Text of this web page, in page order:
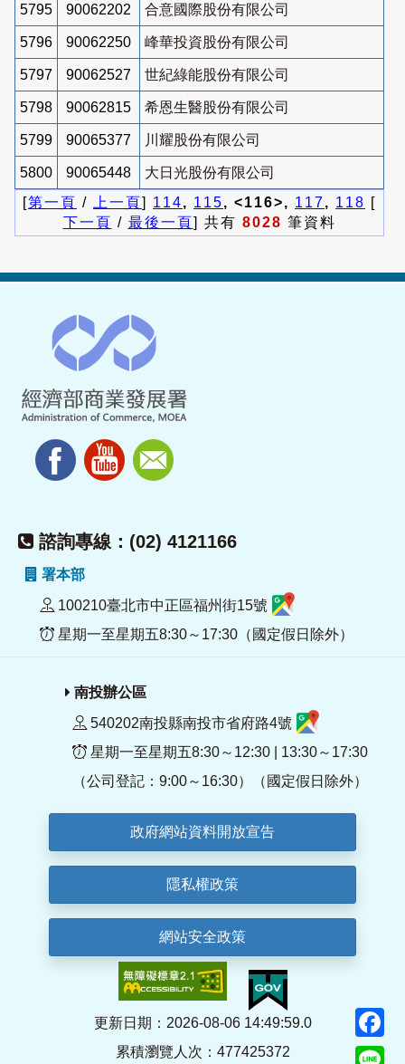
5795 90062202 合意國際股份有限公司
5796 90062250 峰華投資股份有限公司
5797 90062527 世紀綠能股份有限公司
5798 90062815 希恩生醫股份有限公司
5799 90065377 川耀股份有限公司
5800 90065448
大日光股份有限公司
[第一頁 / 上一頁] 114, 115, <116>, 117, 118 [
下一頁 / 最後一頁] 共有 8028 筆資料
諮詢專線：(02) 4121166
署本部
100210臺北市中正區福州街15號
星期一至星期五8:30～17:30（國定假日除外）
南投辦公區
540202南投縣南投市省府路4號
星期一至星期五8:30～12:30 | 13:30～17:30
（公司登記：9:00～16:30）（國定假日除外）
政府網站資料開放宣告
隱私權政策
網站安全政策
更新日期：2026-08-06 14:49:59.0
累積瀏覽人次：477425372